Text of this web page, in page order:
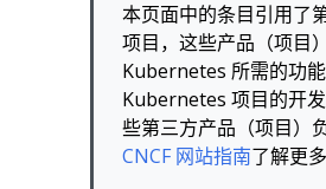
本页面中的条目引用了
项目，这些产品（项目
Kubernetes 所需的功能
Kubernetes 项目的开
些第三方产品（项目）
CNCF 网站指南了解更